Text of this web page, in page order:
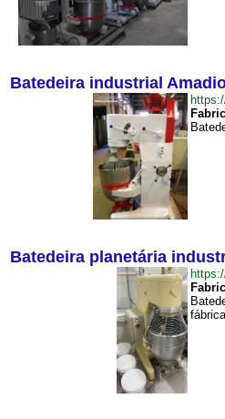
Batedeira industrial
Batedeira planetária